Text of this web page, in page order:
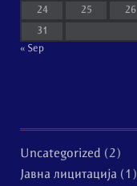
24 25 26
31
« Sep
Uncategorized (2)
Јавна лицитација (1)